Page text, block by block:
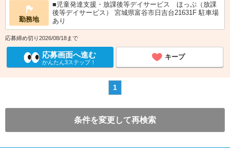
勤務地
■児童発達支援・放課後等デイサービス ほっぷ（放課
後等デイサービス） 宮城県富谷市日吉台21631F 駐車場
あり
応募締め切り2026/08/18まで
応募画面へ進む
かんたん3ステップ！
キープ
1
条件を変更して再検索